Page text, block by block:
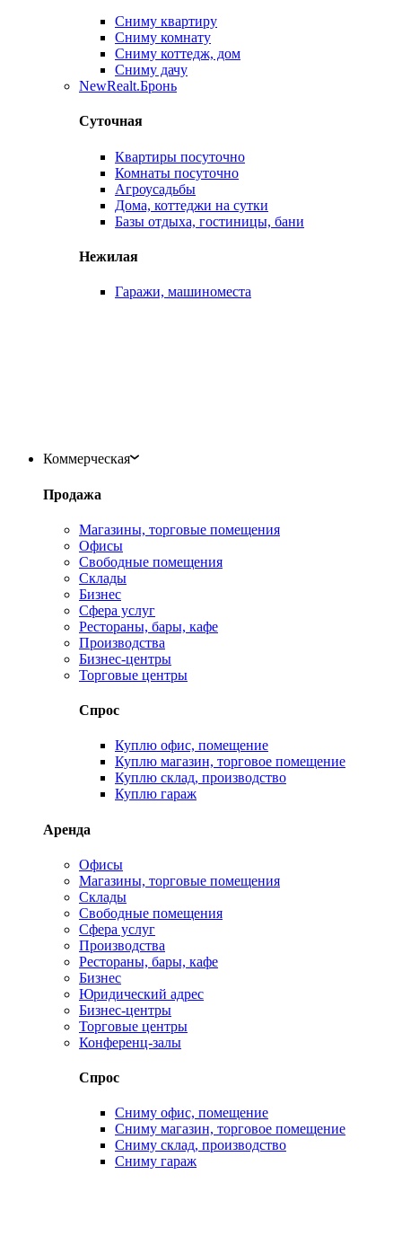
Сниму квартиру
Сниму комнату
Сниму коттедж, дом
Сниму дачу
NewRealt.Бронь
Суточная
Квартиры посуточно
Комнаты посуточно
Агроусадьбы
Дома, коттеджи на сутки
Базы отдыха, гостиницы, бани
Нежилая
Гаражи, машиноместа
Коммерческая
Продажа
Магазины, торговые помещения
Офисы
Свободные помещения
Склады
Бизнес
Сфера услуг
Рестораны, бары, кафе
Производства
Бизнес-центры
Торговые центры
Спрос
Куплю офис, помещение
Куплю магазин, торговое помещение
Куплю склад, производство
Куплю гараж
Аренда
Офисы
Магазины, торговые помещения
Склады
Свободные помещения
Сфера услуг
Производства
Рестораны, бары, кафе
Бизнес
Юридический адрес
Бизнес-центры
Торговые центры
Конференц-залы
Спрос
Сниму офис, помещение
Сниму магазин, торговое помещение
Сниму склад, производство
Сниму гараж